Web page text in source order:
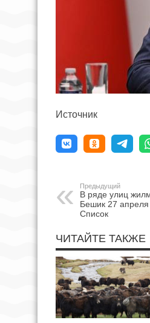
Источник
Предыдущий
В ряде улиц
Бешик 27 апреля
Список
ЧИТАЙТЕ ТАКЖЕ